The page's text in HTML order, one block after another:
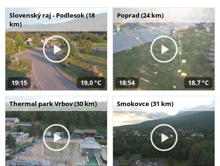
Slovenský raj - Podlesok (18
km)
19:15 19,0 °C
Poprad (24 km)
18:54 18,7 °C
Thermal park Vrbov (30 km) Smokovce (31 km)